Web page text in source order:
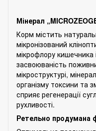
Мінерал
Корм містить
мікронізований
мікрофлору
засвоюваність
мікроструктурі,
організму токсини та
сприяє регенерації
рухливості.
Ретельно продумана